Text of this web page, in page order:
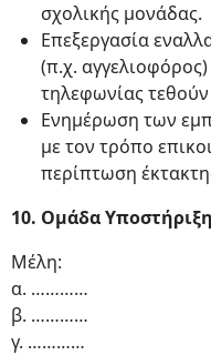
σχολικής μονάδας.
Επεξεργασία
(π.χ.
τηλεφωνίας τεθούν
Ενημέρωση των
με τον τρόπο
περίπτωση
10. Ομάδα
Μέλη:
α. …………
β. …………
γ. …………